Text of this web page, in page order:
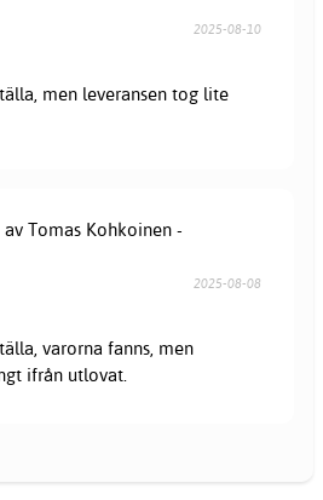
2025-08-10
men leveransen tog lite
av Tomas Kohkoinen -
2025-08-08
varorna fanns, men
ifrån utlovat.